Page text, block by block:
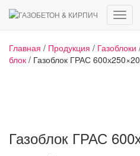
Главная / Продукция / Газоблоки
блок / Газоблок ГРАС
Газоблок ГРАС